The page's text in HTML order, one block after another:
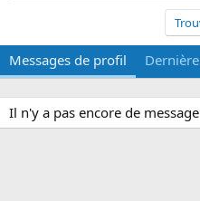
Messages de profil
Il n'y a pas encore de